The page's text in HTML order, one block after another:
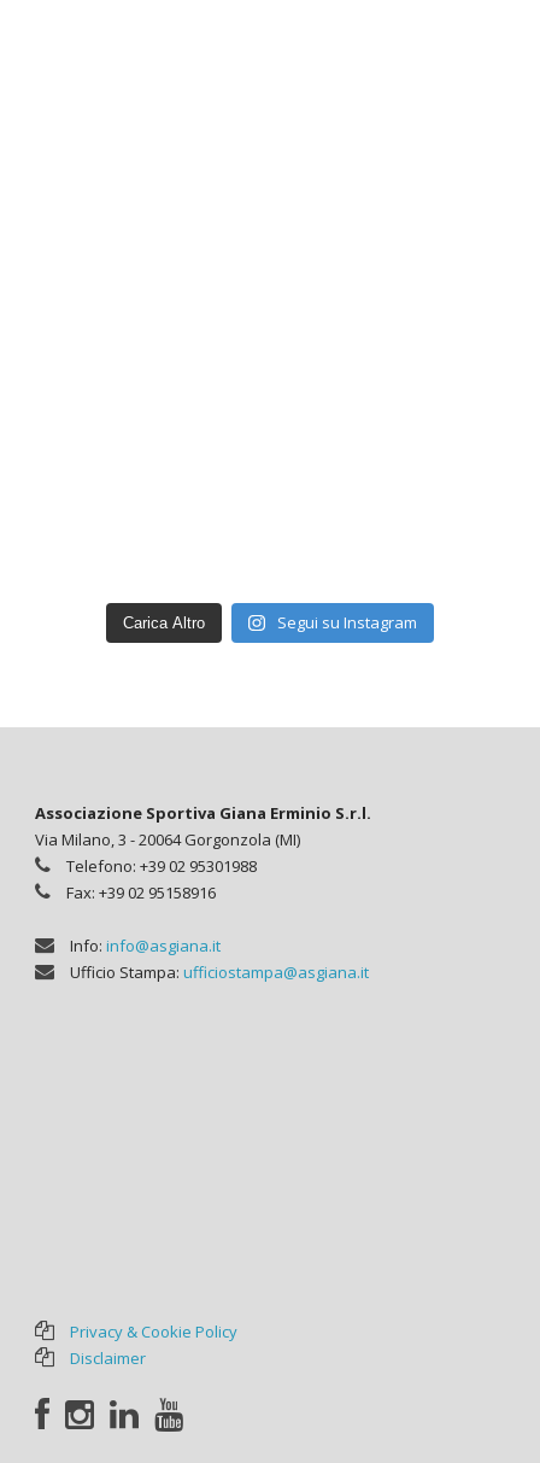
Carica Altro Segui su Instagram
Associazione Sportiva Giana Erminio S.r.l.
Via Milano, 3 - 20064 Gorgonzola (MI)
Telefono: +39 02 95301988
Fax: +39 02 95158916
Info: info@asgiana.it
Ufficio Stampa: ufficiostampa@asgiana.it
Privacy & Cookie Policy
Disclaimer